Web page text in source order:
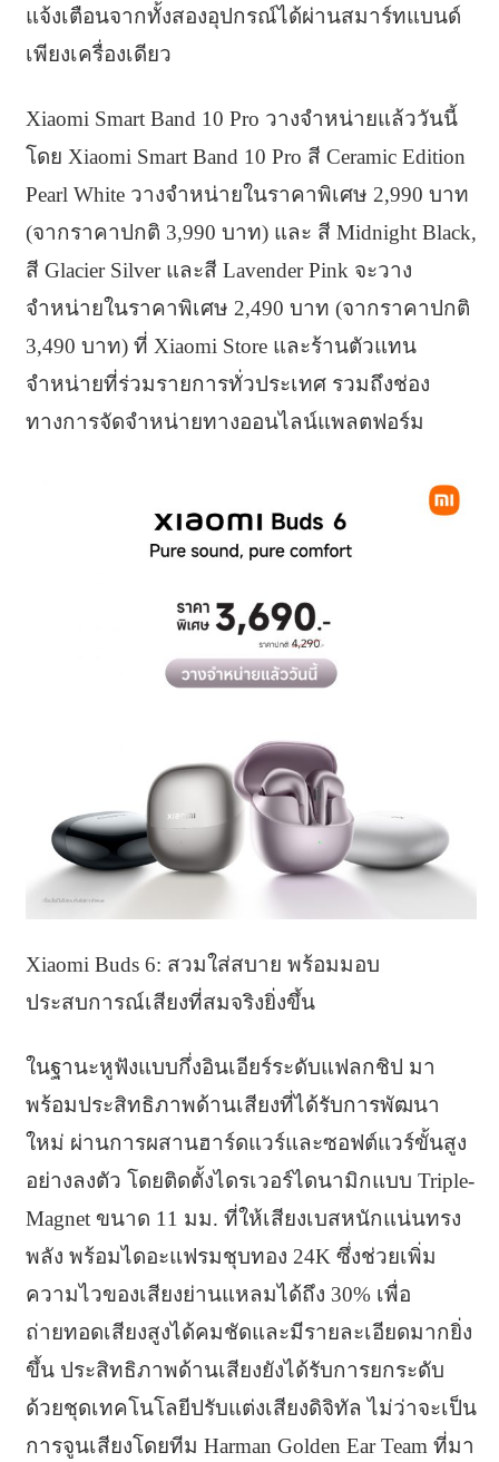
แจ้งเตือนจากทั้งสองอุปกรณ์ได้ผ่านสมาร์ทแบนด์
เพียงเครื่องเดียว
Xiaomi Smart Band 10 Pro วางจำหน่ายแล้ววันนี้
โดย Xiaomi Smart Band 10 Pro สี Ceramic Edition
Pearl White วางจำหน่ายในราคาพิเศษ 2,990 บาท
(จากราคาปกติ 3,990 บาท) และ สี Midnight Black,
สี Glacier Silver และสี Lavender Pink จะวาง
จำหน่ายในราคาพิเศษ 2,490 บาท (จากราคาปกติ
3,490 บาท) ที่ Xiaomi Store และร้านตัวแทน
จำหน่ายที่ร่วมรายการทั่วประเทศ รวมถึงช่อง
ทางการจัดจำหน่ายทางออนไลน์แพลตฟอร์ม
Xiaomi Buds 6: สวมใส่สบาย พร้อมมอบ
ประสบการณ์เสียงที่สมจริงยิ่งขึ้น
ในฐานะหูฟังแบบกึ่งอินเอียร์ระดับแฟลกชิป มา
พร้อมประสิทธิภาพด้านเสียงที่ได้รับการพัฒนา
ใหม่ ผ่านการผสานฮาร์ดแวร์และซอฟต์แวร์ขั้นสูง
อย่างลงตัว โดยติดตั้งไดรเวอร์ไดนามิกแบบ Triple-
Magnet ขนาด 11 มม. ที่ให้เสียงเบสหนักแน่นทรง
พลัง พร้อมไดอะแฟรมชุบทอง 24K ซึ่งช่วยเพิ่ม
ความไวของเสียงย่านแหลมได้ถึง 30% เพื่อ
ถ่ายทอดเสียงสูงได้คมชัดและมีรายละเอียดมากยิ่ง
ขึ้น ประสิทธิภาพด้านเสียงยังได้รับการยกระดับ
ด้วยชุดเทคโนโลยีปรับแต่งเสียงดิจิทัล ไม่ว่าจะเป็น
การจูนเสียงโดยทีม Harman Golden Ear Team ที่มา